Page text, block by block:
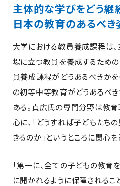
主体的な学びをどう継
日本の教育のあるべき
大学における教員養成課程は
場に立つ教員を養成するための
員養成課程がどうあるべきか
の初等中等教育がどうあるべ
ある。貞広氏の専門分野は教
心に、「どうすれば子どもたち
きるのか」というところに関心を
「第一に、全ての子どもの教育
に開かれるように保障されるこ